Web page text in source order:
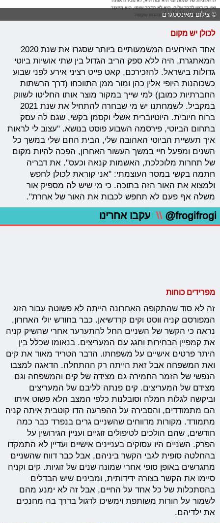
© צילום מאינסטגרם
לכולן יש מקום
אחד האירועים המשמעותיים ביותר שסגרו את שנת 2020
המאתגרת, היה ללא ספק הריב הגדול בין שתי אושיות ביוטי
גדולות בישראל. להזכירכם, קאט פייט רציני אירע לפני שבוע
כשכוהנות היופי אלין כהן ומור ממן התווכחו (דרך הרשתות
החברתיות כמובן) למי שייך במקור מוצר אותו החליטו לשווק
במקביל. לשמחתנו יש מי שבחרה להתחיל את שנת 2021
ברוח חיובית. היוטיוברית אשלי וקסמן בקשי, שגם לה עסק
בתחום הביוטי, פירסמה השבוע פוסט בנושא. "עצוב לי לראות
איך תעשיית הביוטי האהובה שלי, הבית החם שלי במשך כל
השנים ומפעל חיי במשך העשור האחרון, הפכה להיות מקום
של תחרות מלוכלכת, האשמות קנאה וכעס". את דבריה
חתמה בקשי במסר העוצמתי: "אני קוראת לכולן לחפש
ולמצוא את האור הזה בתוכה. כי מי שיש לה מספיק אור
משלה אף פעם לא תחפש לכבות את האור של אחרת".
@frogifrogi
\\ עקבו אחרינו
מפרידים כוחות
זה לא סוד שהתקופה האחרונה הייתה לא פשוטה עבור הזוג
המפורסם קניה ווסט וקים קרדשיאן. כבר בחודש יולי האחרון,
נראה כי הקשר של השניים החל להתערער אחרי שהשיק קניה
את קמפיין הבחירות וחגג עם המעריצים. בנאומו שכלל בין
היתר פרטים אישיים על משפחתו. הדבר הטריד מאוד את קים
ואת המשפחה אבל זאת הייתה רק ההתחלה. הדאגה למצבו
הנפשי של הזמר החמירה גם מצידה של קים והמשפחה וגם
מצידם של המעריצים. קים פנתה לליבם של המעריצים
וביקשה לגלות חמלה וסובלנות כלפי המצב הלא פשוט איתו
הם מתמודדים, והסבירה על ההפרעה הדו קוטבית איתה קניה
מתמודד. מקורות מדווחים שהשניים גרים בנפרד כבר כמה
חודשים, שהם הולכים לטיפולים זוגיים ועניין הגירושין על
הפרק. השניים היו עסוקים בעניינים אישיים ועדיין לא התמקדו
בהחלטה סופית לגבי הקשר ביניהם, אבל כבר דווח שהשניים
מתגרשים באופן סופי אחרי שמונה שנים של זוגיות. קים וקניה
סיימו את הקשר בצורה ידידותית, ומבינים שיש הבדלים
בהסתכלות של כל אחד על החיים, אבל זה לא ימנע מהם
לשמור על הורות משותפת וימשיכו לדגול בדרך בה מחנכים
את ילדיהם.